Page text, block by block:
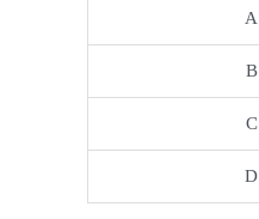
A
B
C
D